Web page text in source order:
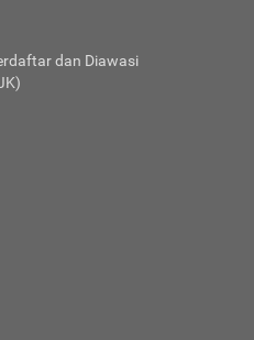
dan Diawasi